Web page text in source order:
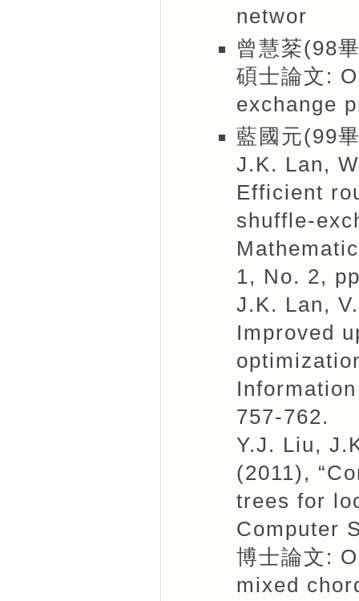
networ
曾慧棻(98
碩士論文:
exchange
藍國元(99
J.K. Lan,
Efficient
shuffle-
1, No. 2,
J.K. Lan,
Improved
757-762.
Y.J. Liu,
(2011),
trees for
Computer
博士論文:
mixed